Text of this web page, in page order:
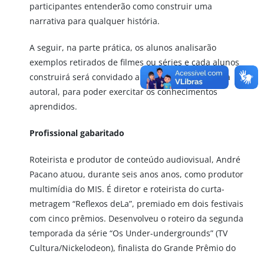
participantes entenderão como construir uma
narrativa para qualquer história.
A seguir, na parte prática, os alunos analisarão
exemplos retirados de filmes ou séries e cada alunos
construirá será convidado a construir uma história
autoral, para poder exercitar os conhecimentos
aprendidos.
Profissional gabaritado
Roteirista e produtor de conteúdo audiovisual, André
Pacano atuou, durante seis anos anos, como produtor
multimídia do MIS. É diretor e roteirista do curta-
metragem “Reflexos deLa”, premiado em dois festivais
com cinco prêmios. Desenvolveu o roteiro da segunda
temporada da série “Os Under-undergrounds” (TV
Cultura/Nickelodeon), finalista do Grande Prêmio do